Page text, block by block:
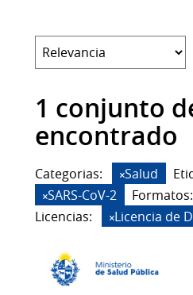
1 conjunto
encontrado
Categorias: Salud
SARS-CoV-2
Formatos:
Licencias:
Licencia de